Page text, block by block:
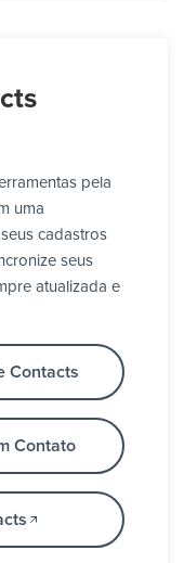
pela
uma
cadastros
seus
atualizada e
Contacts
Contato